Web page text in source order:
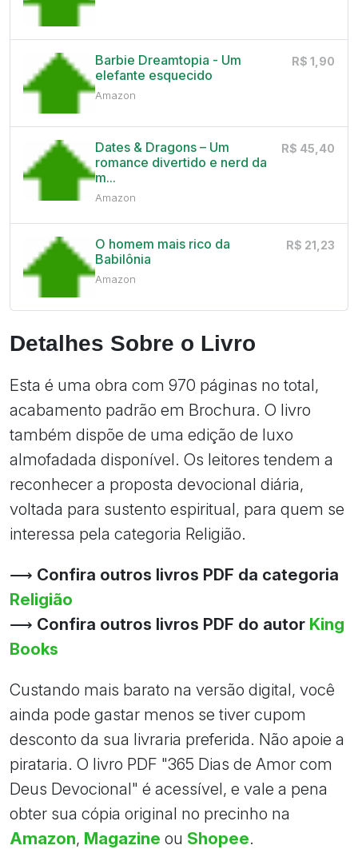
Barbie Dreamtopia - Um
elefante esquecido
Amazon
R$ 1,90
Dates & Dragons – Um
romance divertido e nerd da
m...
Amazon
R$ 45,40
O homem mais rico da
Babilônia
Amazon
R$ 21,23
Detalhes Sobre o Livro
Esta é uma obra com 970 páginas no total,
acabamento padrão em Brochura. O livro
também dispõe de uma edição de luxo
almofadada disponível. Os leitores tendem a
reconhecer a proposta devocional diária,
voltada para sustento espiritual, para quem se
interessa pela categoria Religião.
⟶ Confira outros livros PDF da categoria
Religião
⟶ Confira outros livros PDF do autor King
Books
Custando mais barato na versão digital, você
ainda pode gastar menos se tiver cupom
desconto da sua livraria preferida. Não apoie a
pirataria. O livro PDF "365 Dias de Amor com
Deus Devocional" é acessível, e vale a pena
obter sua cópia original no precinho na
Amazon, Magazine ou Shopee.